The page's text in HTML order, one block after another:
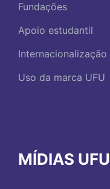
Fundações
Apoio estudantil
Internacionalização
Uso da marca UFU
MÍDIAS UFU